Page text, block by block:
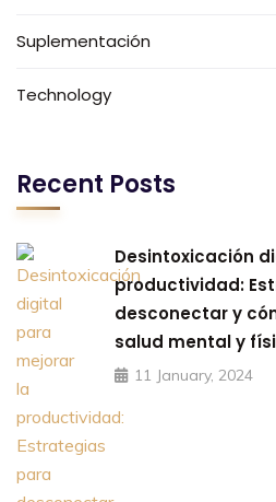
Suplementación
Technology
Recent Posts
Desintoxicación
productividad:
desconectar y
salud mental y
11 January, 2024